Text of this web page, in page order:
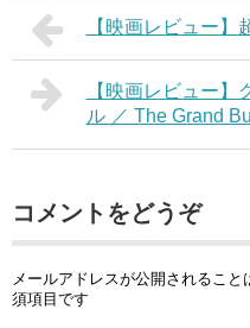
【映画レビュー】
【映画レビュー
ル ／ The Grand
コメントをどうぞ
メールアドレスが公開されること
須項目です